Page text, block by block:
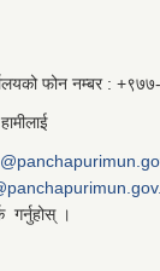
फोन नम्बर :
।